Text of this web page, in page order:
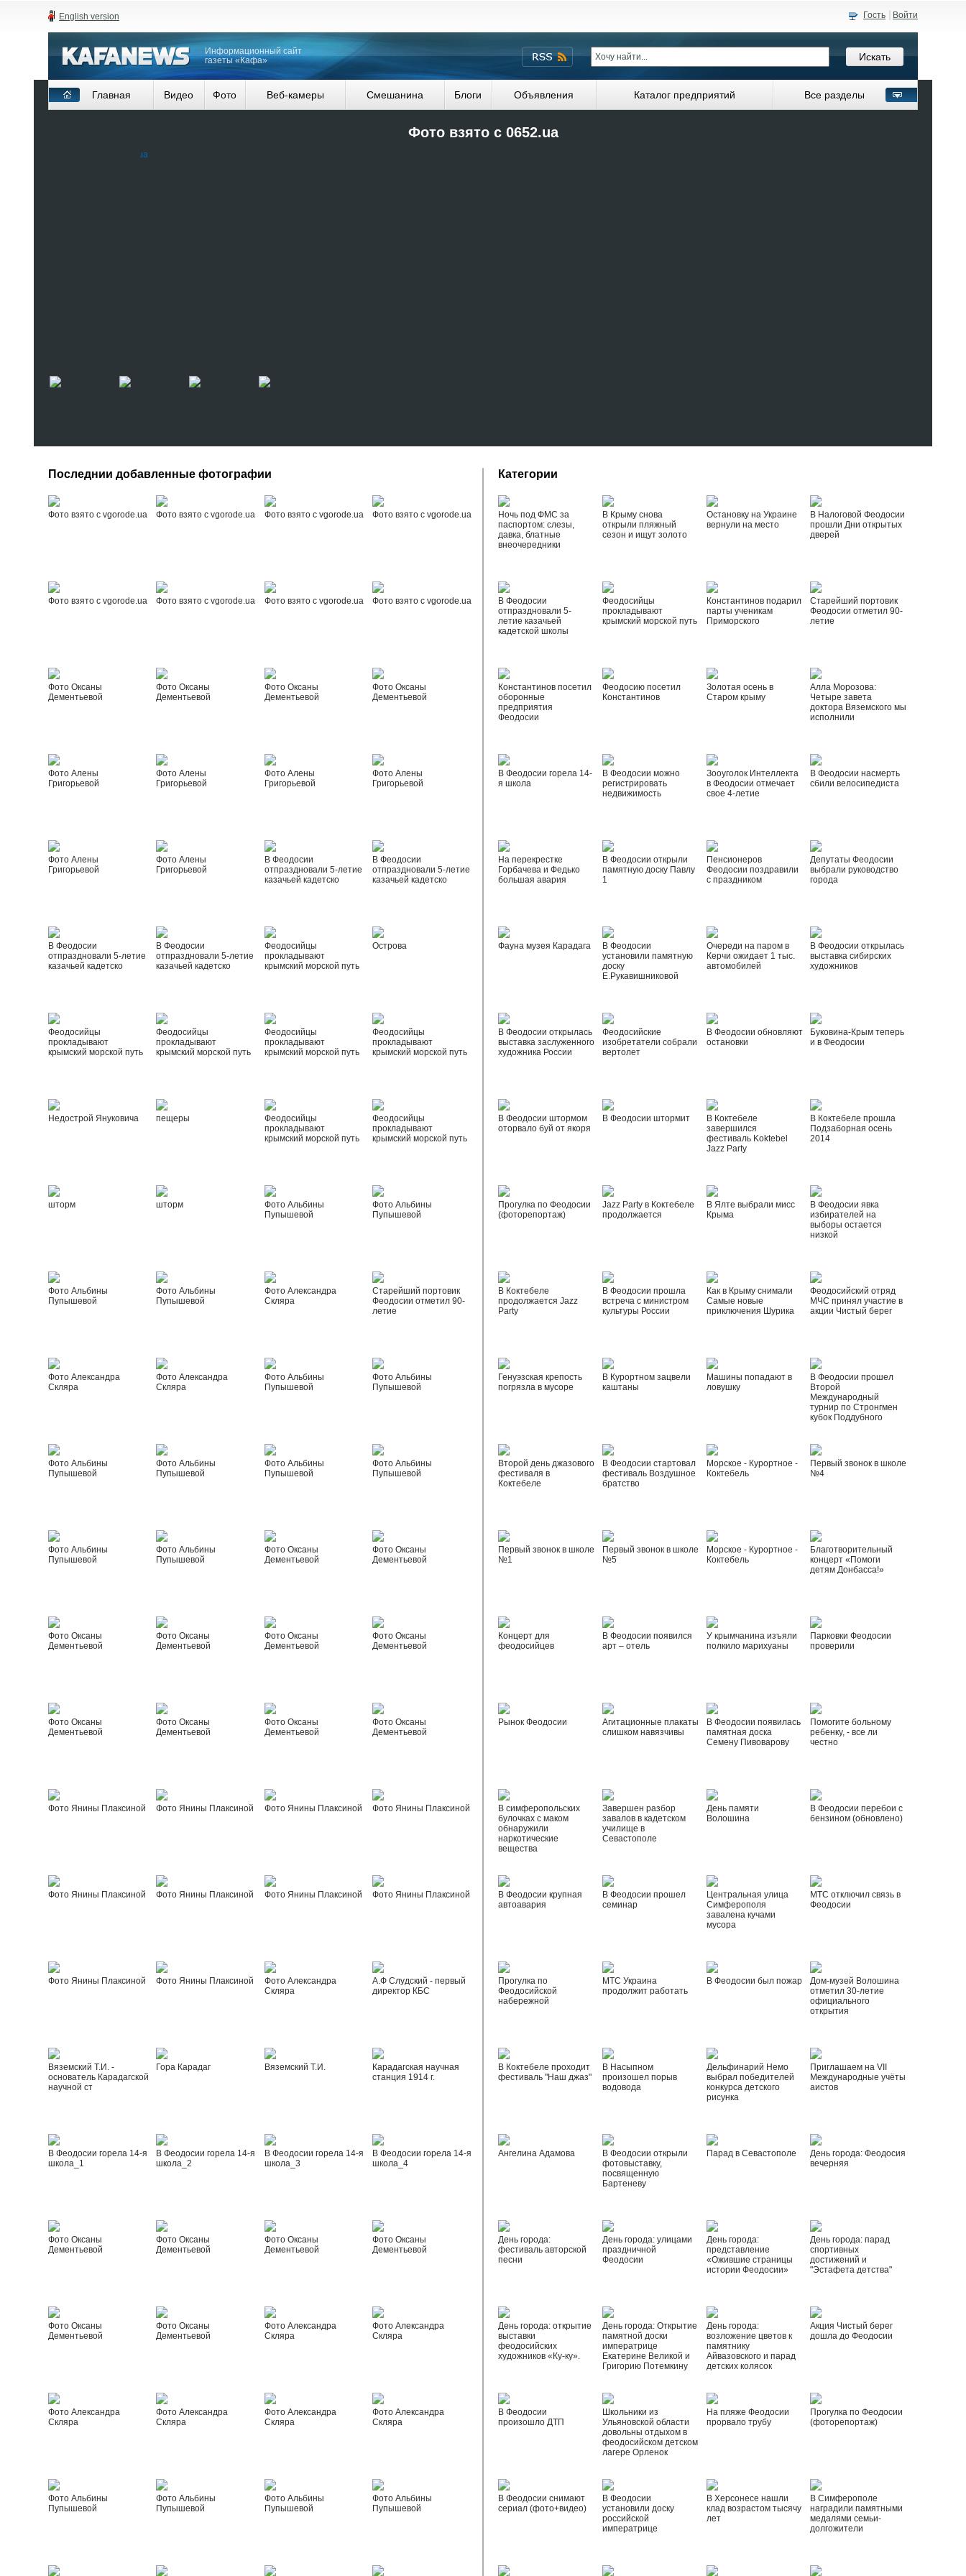
English version Гость Войти
Информационный сайт
газеты «Кафа»
Главная Видео Фото Веб-камеры Смешанина Блоги Объявления Каталог предприятий Все разделы
Фото взято с 0652.ua
Последнии добавленные фотографии
Фото взято с vgorode.ua Фото взято с vgorode.ua Фото взято с vgorode.ua Фото взято с vgorode.ua
Фото взято с vgorode.ua Фото взято с vgorode.ua Фото взято с vgorode.ua Фото взято с vgorode.ua
Фото Оксаны
Дементьевой
Фото Оксаны
Дементьевой
Фото Оксаны
Дементьевой
Фото Оксаны
Дементьевой
Фото Алены
Григорьевой
Фото Алены
Григорьевой
Фото Алены
Григорьевой
Фото Алены
Григорьевой
Фото Алены
Григорьевой
Фото Алены
Григорьевой
В Феодосии
отпраздновали 5-летие
казачьей кадетско
В Феодосии
отпраздновали 5-летие
казачьей кадетско
В Феодосии
отпраздновали 5-летие
казачьей кадетско
В Феодосии
отпраздновали 5-летие
казачьей кадетско
Феодосийцы
прокладывают
крымский морской путь
Острова
Феодосийцы
прокладывают
крымский морской путь
Феодосийцы
прокладывают
крымский морской путь
Феодосийцы
прокладывают
крымский морской путь
Феодосийцы
прокладывают
крымский морской путь
Недострой Януковича пещеры
Феодосийцы
прокладывают
крымский морской путь
Феодосийцы
прокладывают
крымский морской путь
шторм шторм
Фото Альбины
Пупышевой
Фото Альбины
Пупышевой
Фото Альбины
Пупышевой
Фото Альбины
Пупышевой
Фото Александра
Скляра
Старейший портовик
Феодосии отметил 90-
летие
Фото Александра
Скляра
Фото Александра
Скляра
Фото Альбины
Пупышевой
Фото Альбины
Пупышевой
Фото Альбины
Пупышевой
Фото Альбины
Пупышевой
Фото Альбины
Пупышевой
Фото Альбины
Пупышевой
Фото Альбины
Пупышевой
Фото Альбины
Пупышевой
Фото Оксаны
Дементьевой
Фото Оксаны
Дементьевой
Фото Оксаны
Дементьевой
Фото Оксаны
Дементьевой
Фото Оксаны
Дементьевой
Фото Оксаны
Дементьевой
Фото Оксаны
Дементьевой
Фото Оксаны
Дементьевой
Фото Оксаны
Дементьевой
Фото Оксаны
Дементьевой
Фото Янины Плаксиной Фото Янины Плаксиной Фото Янины Плаксиной Фото Янины Плаксиной
Фото Янины Плаксиной Фото Янины Плаксиной Фото Янины Плаксиной Фото Янины Плаксиной
Фото Янины Плаксиной Фото Янины Плаксиной
Фото Александра
Скляра
А.Ф Слудский - первый
директор КБС
Вяземский Т.И. -
основатель Карадагской
научной ст
Гора Карадаг Вяземский Т.И.
Карадагская научная
станция 1914 г.
В Феодосии горела 14-я
школа_1
В Феодосии горела 14-я
школа_2
В Феодосии горела 14-я
школа_3
В Феодосии горела 14-я
школа_4
Фото Оксаны
Дементьевой
Фото Оксаны
Дементьевой
Фото Оксаны
Дементьевой
Фото Оксаны
Дементьевой
Фото Оксаны
Дементьевой
Фото Оксаны
Дементьевой
Фото Александра
Скляра
Фото Александра
Скляра
Фото Александра
Скляра
Фото Александра
Скляра
Фото Александра
Скляра
Фото Александра
Скляра
Фото Альбины
Пупышевой
Фото Альбины
Пупышевой
Фото Альбины
Пупышевой
Фото Альбины
Пупышевой
Категории
Ночь под ФМС за
паспортом: слезы,
давка, блатные
внеочередники
В Крыму снова
открыли пляжный
сезон и ищут золото
Остановку на Украине
вернули на место
В Налоговой Феодосии
прошли Дни открытых
дверей
В Феодосии
отпраздновали 5-
летие казачьей
кадетской школы
Феодосийцы
прокладывают
крымский морской путь
Константинов подарил
парты ученикам
Приморского
Старейший портовик
Феодосии отметил 90-
летие
Константинов посетил
оборонные
предприятия
Феодосии
Феодосию посетил
Константинов
Золотая осень в
Старом крыму
Алла Морозова:
Четыре завета
доктора Вяземского мы
исполнили
В Феодосии горела 14-
я школа
В Феодосии можно
регистрировать
недвижимость
Зооуголок Интеллекта
в Феодосии отмечает
свое 4-летие
В Феодосии насмерть
сбили велосипедиста
На перекрестке
Горбачева и Федько
большая авария
В Феодосии открыли
памятную доску Павлу
1
Пенсионеров
Феодосии поздравили
с праздником
Депутаты Феодосии
выбрали руководство
города
Фауна музея Карадага
В Феодосии
установили памятную
доску
Е.Рукавишниковой
Очереди на паром в
Керчи ожидает 1 тыс.
автомобилей
В Феодосии открылась
выставка сибирских
художников
В Феодосии открылась
выставка заслуженного
художника России
Феодосийские
изобретатели собрали
вертолет
В Феодосии обновляют
остановки
Буковина-Крым теперь
и в Феодосии
В Феодосии штормом
оторвало буй от якоря
В Феодосии штормит
В Коктебеле
завершился
фестиваль Koktebel
Jazz Party
В Коктебеле прошла
Подзаборная осень
2014
Прогулка по Феодосии
(фоторепортаж)
Jazz Party в Коктебеле
продолжается
В Ялте выбрали мисс
Крыма
В Феодосии явка
избирателей на
выборы остается
низкой
В Коктебеле
продолжается Jazz
Party
В Феодосии прошла
встреча с министром
культуры России
Как в Крыму снимали
Самые новые
приключения Шурика
Феодосийский отряд
МЧС принял участие в
акции Чистый берег
Генуэзская крепость
погрязла в мусоре
В Курортном зацвели
каштаны
Машины попадают в
ловушку
В Феодосии прошел
Второй
Международный
турнир по Стронгмен
кубок Поддубного
Второй день джазового
фестиваля в
Коктебеле
В Феодосии стартовал
фестиваль Воздушное
братство
Морское - Курортное -
Коктебель
Первый звонок в школе
№4
Первый звонок в школе
№1
Первый звонок в школе
№5
Морское - Курортное -
Коктебель
Благотворительный
концерт «Помоги
детям Донбасса!»
Концерт для
феодосийцев
В Феодосии появился
арт – отель
У крымчанина изъяли
полкило марихуаны
Парковки Феодосии
проверили
Рынок Феодосии
Агитационные плакаты
слишком навязчивы
В Феодосии появилась
памятная доска
Семену Пивоварову
Помогите больному
ребенку, - все ли
честно
В симферопольских
булочках с маком
обнаружили
наркотические
вещества
Завершен разбор
завалов в кадетском
училище в
Севастополе
День памяти
Волошина
В Феодосии перебои с
бензином (обновлено)
В Феодосии крупная
автоавария
В Феодосии прошел
семинар
Центральная улица
Симферополя
завалена кучами
мусора
МТС отключил связь в
Феодосии
Прогулка по
Феодосийской
набережной
МТС Украина
продолжит работать
В Феодосии был пожар
Дом-музей Волошина
отметил 30-летие
официального
открытия
В Коктебеле проходит
фестиваль "Наш джаз"
В Насыпном
произошел порыв
водовода
Дельфинарий Немо
выбрал победителей
конкурса детского
рисунка
Приглашаем на VII
Международные учёты
аистов
Ангелина Адамова
В Феодосии открыли
фотовыставку,
посвященную
Бартеневу
Парад в Севастополе
День города: Феодосия
вечерняя
День города:
фестиваль авторской
песни
День города: улицами
праздничной
Феодосии
День города:
представление
«Ожившие страницы
истории Феодосии»
День города: парад
спортивных
достижений и
"Эстафета детства"
День города: открытие
выставки
феодосийских
художников «Ку-ку».
День города: Открытие
памятной доски
императрице
Екатерине Великой и
Григорию Потемкину
День города:
возложение цветов к
памятнику
Айвазовского и парад
детских колясок
Акция Чистый берег
дошла до Феодосии
В Феодосии
произошло ДТП
Школьники из
Ульяновской области
довольны отдыхом в
феодосийском детском
лагере Орленок
На пляже Феодосии
прорвало трубу
Прогулка по Феодосии
(фоторепортаж)
В Феодосии снимают
сериал (фото+видео)
В Феодосии
установили доску
российской
императрице
В Херсонесе нашли
клад возрастом тысячу
лет
В Симферополе
наградили памятными
медалями семьи-
долгожители